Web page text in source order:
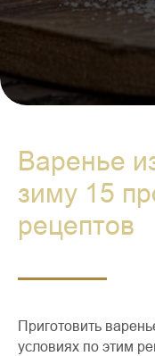
Варенье
зиму 15
рецептов
Приготовить
условиях по этим